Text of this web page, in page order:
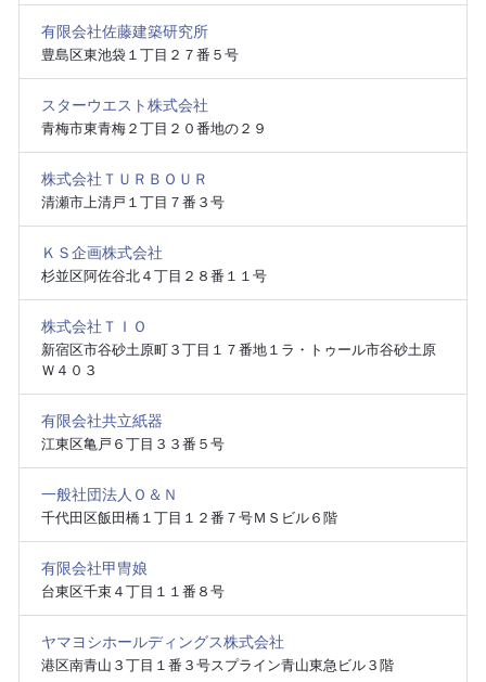
有限会社佐藤建築研究所
豊島区東池袋１丁目２７番５号
スターウエスト株式会社
青梅市東青梅２丁目２０番地の２９
株式会社ＴＵＲＢＯＵＲ
清瀬市上清戸１丁目７番３号
ＫＳ企画株式会社
杉並区阿佐谷北４丁目２８番１１号
株式会社ＴＩＯ
新宿区市谷砂土原町３丁目１７番地１ラ・トゥール市谷砂土原
Ｗ４０３
有限会社共立紙器
江東区亀戸６丁目３３番５号
一般社団法人Ｏ＆Ｎ
千代田区飯田橋１丁目１２番７号ＭＳビル６階
有限会社甲冑娘
台東区千束４丁目１１番８号
ヤマヨシホールディングス株式会社
港区南青山３丁目１番３号スプライン青山東急ビル３階